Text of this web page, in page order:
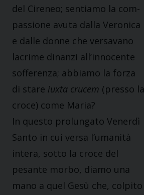
del Cireneo; sentiamo la com-
passione avuta dalla Veronica
e dalle donne che versavano
lacrime dinanzi all’innocente
sofferenza; abbiamo la forza
di stare iuxta crucem (presso la
croce) come Maria?
In questo prolungato Venerdì
Santo in cui versa l’umanità
intera, sotto la croce del
pesante morbo, diamo una
mano a quel Gesù che, colpito